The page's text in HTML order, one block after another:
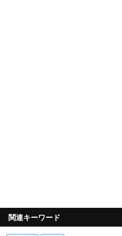
関連キーワード